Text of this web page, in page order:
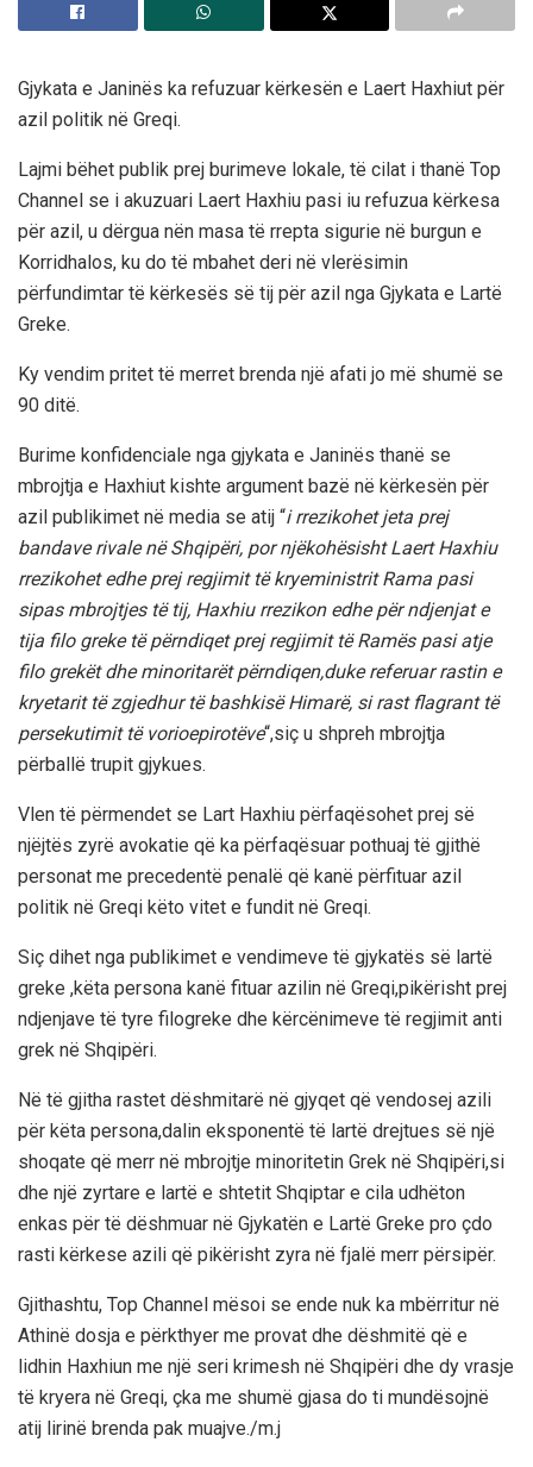
Gjykata e Janinës ka refuzuar kërkesën e Laert Haxhiut për
azil politik në Greqi.
Lajmi bëhet publik prej burimeve lokale, të cilat i thanë Top
Channel se i akuzuari Laert Haxhiu pasi iu refuzua kërkesa
për azil, u dërgua nën masa të rrepta sigurie në burgun e
Korridhalos, ku do të mbahet deri në vlerësimin
përfundimtar të kërkesës së tij për azil nga Gjykata e Lartë
Greke.
Ky vendim pritet të merret brenda një afati jo më shumë se
90 ditë.
Burime konfidenciale nga gjykata e Janinës thanë se
mbrojtja e Haxhiut kishte argument bazë në kërkesën për
azil publikimet në media se atij “i rrezikohet jeta prej
bandave rivale në Shqipëri, por njëkohësisht Laert Haxhiu
rrezikohet edhe prej regjimit të kryeministrit Rama pasi
sipas mbrojtjes të tij, Haxhiu rrezikon edhe për ndjenjat e
tija filo greke të përndiqet prej regjimit të Ramës pasi atje
filo grekët dhe minoritarët përndiqen,duke referuar rastin e
kryetarit të zgjedhur të bashkisë Himarë, si rast flagrant të
persekutimit të vorioepirotëve“,siç u shpreh mbrojtja
përballë trupit gjykues.
Vlen të përmendet se Lart Haxhiu përfaqësohet prej së
njëjtës zyrë avokatie që ka përfaqësuar pothuaj të gjithë
personat me precedentë penalë që kanë përfituar azil
politik në Greqi këto vitet e fundit në Greqi.
Siç dihet nga publikimet e vendimeve të gjykatës së lartë
greke ,këta persona kanë fituar azilin në Greqi,pikërisht prej
ndjenjave të tyre filogreke dhe kërcënimeve të regjimit anti
grek në Shqipëri.
Në të gjitha rastet dëshmitarë në gjyqet që vendosej azili
për këta persona,dalin eksponentë të lartë drejtues së një
shoqate që merr në mbrojtje minoritetin Grek në Shqipëri,si
dhe një zyrtare e lartë e shtetit Shqiptar e cila udhëton
enkas për të dëshmuar në Gjykatën e Lartë Greke pro çdo
rasti kërkese azili që pikërisht zyra në fjalë merr përsipër.
Gjithashtu, Top Channel mësoi se ende nuk ka mbërritur në
Athinë dosja e përkthyer me provat dhe dëshmitë që e
lidhin Haxhiun me një seri krimesh në Shqipëri dhe dy vrasje
të kryera në Greqi, çka me shumë gjasa do ti mundësojnë
atij lirinë brenda pak muajve./m.j